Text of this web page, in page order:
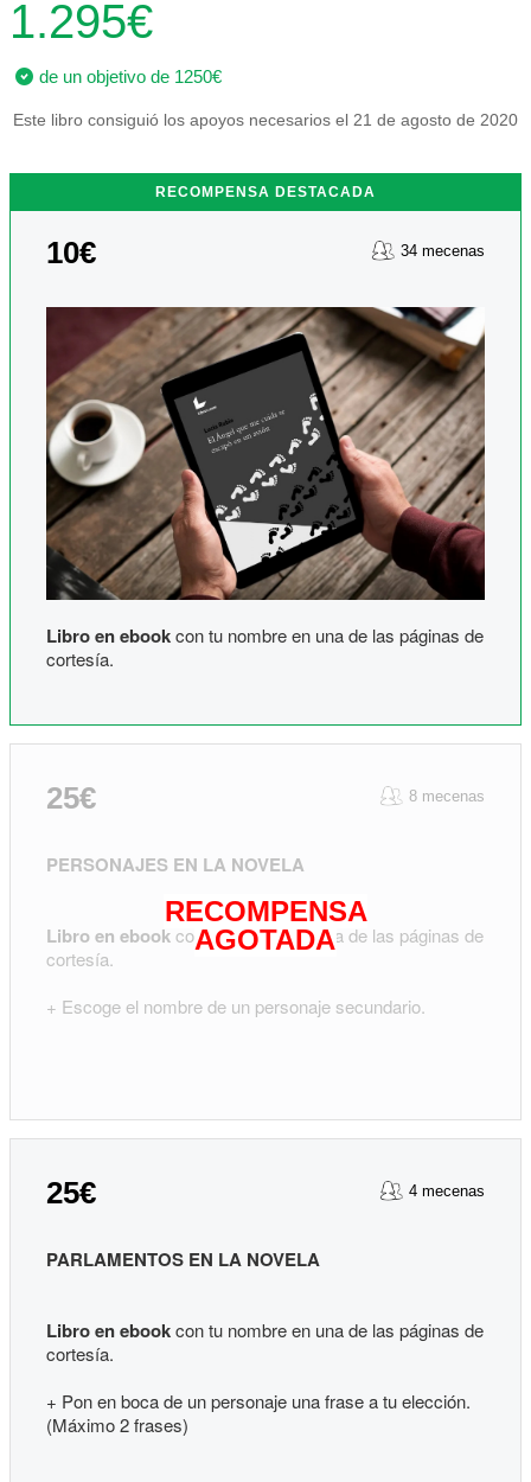
1.295€
de un objetivo de 1250€
Este libro consiguió los apoyos necesarios el 21 de agosto de 2020
RECOMPENSA DESTACADA
10€ 34 mecenas
Libro en ebookcon tu nombre en una de las páginas de
cortesía.
25€ 8 mecenas
PERSONAJES EN LA NOVELA
Libro en ebookcon tu nombre en una de las páginas de
cortesía.
+ Escoge el nombre de un personaje secundario.
RECOMPENSA
AGOTADA
25€ 4 mecenas
PARLAMENTOS EN LA NOVELA
Libro en ebookcon tu nombre en una de las páginas de
cortesía.
+ Pon en boca de un personaje una frase a tu elección.
(Máximo 2 frases)